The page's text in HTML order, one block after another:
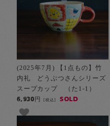
(2025年7月) 【1点もの】竹
内礼 どうぶつさんシリーズ
スープカップ （た1-1）
6,930円[税込] SOLD